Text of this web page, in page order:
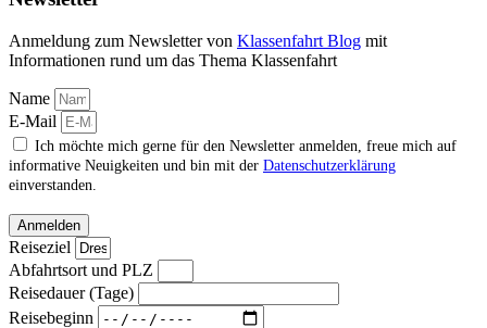
Anmeldung zum Newsletter von Klassenfahrt Blog mit
Informationen rund um das Thema Klassenfahrt
Name
E-Mail
Ich möchte mich gerne für den Newsletter anmelden, freue mich auf
informative Neuigkeiten und bin mit der Datenschutzerklärung
einverstanden.
Anmelden
Reiseziel
Abfahrtsort und PLZ
Reisedauer (Tage)
Reisebeginn